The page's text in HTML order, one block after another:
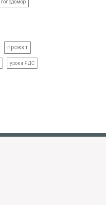
голодомор
проєкт
уроки ЯДС